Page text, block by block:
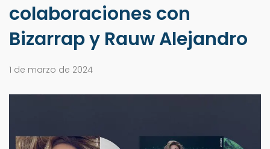
colaboraciones con
Bizarrap y Rauw Alejandro
1 de marzo de 2024